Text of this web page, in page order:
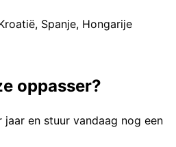
, Spanje, Hongarije
oppasser?
en stuur vandaag nog een